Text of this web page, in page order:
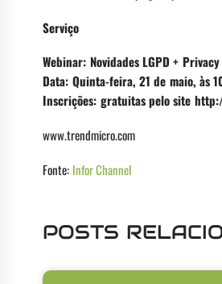
Serviço
Webinar: Novidades LGPD +
Data: Quinta-feira, 21 de maio, às
Inscrições: gratuitas pelo site
www.trendmicro.com
Fonte: Infor Channel
POSTS